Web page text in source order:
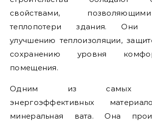
свойствами,
теплопотери здания. Они
улучшению теплоизоляции,
сохранению уровня
помещения.
Одним из самых
энергоэффективных
минеральная вата. Она